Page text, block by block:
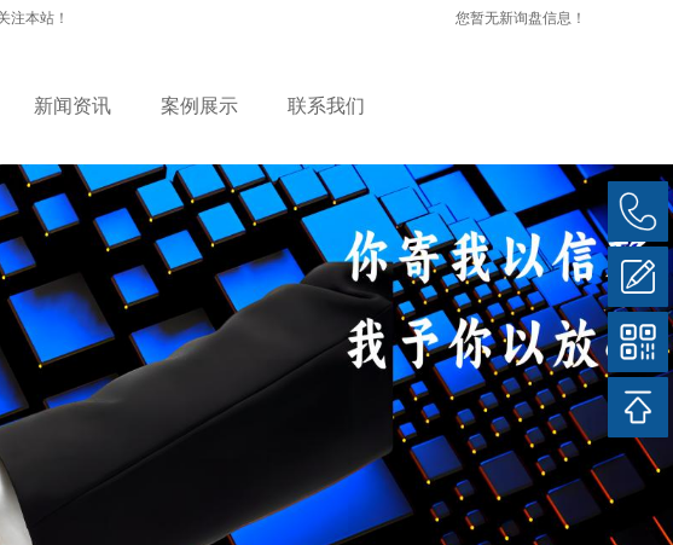
注本站！ 您暂无新询盘信息！
新闻资讯 案例展示 联系我们